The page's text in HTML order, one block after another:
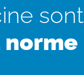
sont
norme